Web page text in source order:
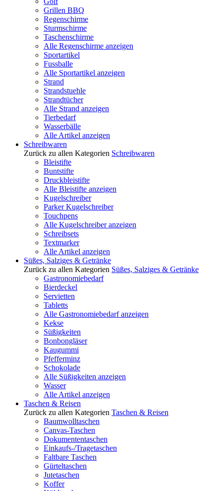
Grillen BBQ
Regenschirme
Sturmschirme
Taschenschirme
Alle Regenschirme anzeigen
Sportartikel
Fussballe
Alle Sportartikel anzeigen
Strand
Strandstuehle
Strandtücher
Alle Strand anzeigen
Tierbedarf
Wasserbälle
Alle Artikel anzeigen
Schreibwaren
Zurück zu allen Kategorien Schreibwaren
Bleistifte
Buntstifte
Druckbleistifte
Alle Bleistifte anzeigen
Kugelschreiber
Parker Kugelschreiber
Touchpens
Alle Kugelschreiber anzeigen
Schreibsets
Textmarker
Alle Artikel anzeigen
Süßes, Salziges & Getränke
Zurück zu allen Kategorien Süßes, Salziges & Getränke
Gastronomiebedarf
Bierdeckel
Servietten
Tabletts
Alle Gastronomiebedarf anzeigen
Kekse
Süßigkeiten
Bonbongläser
Kaugummi
Pfefferminz
Schokolade
Alle Süßigkeiten anzeigen
Wasser
Alle Artikel anzeigen
Taschen & Reisen
Zurück zu allen Kategorien Taschen & Reisen
Baumwolltaschen
Canvas-Taschen
Dokumententaschen
Einkaufs-/Tragetaschen
Faltbare Taschen
Gürteltaschen
Jutetaschen
Koffer